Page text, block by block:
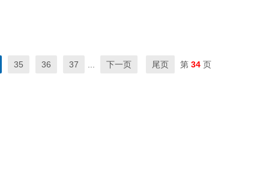
35 36 37 下一页 尾页 第 34 页